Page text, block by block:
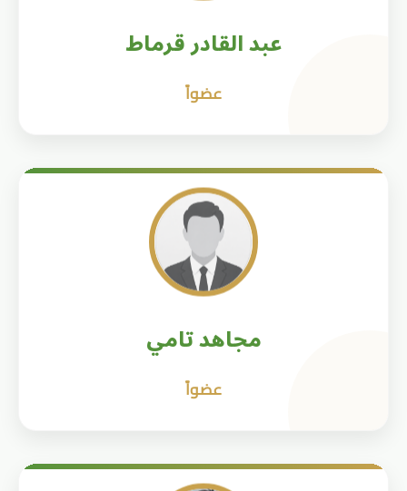
عبد القادر قرماط
عضواً
مجاهد تامي
عضواً